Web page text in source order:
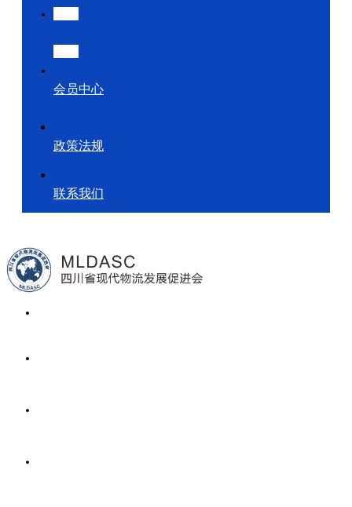
会员中心
政策法规
联系我们